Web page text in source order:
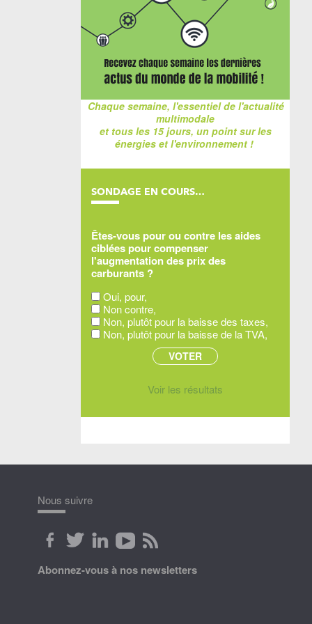
Chaque semaine, l'essentiel de l'actualité
multimodale
et tous les 15 jours, un point sur les
énergies et l'environnement !
SONDAGE EN COURS…
Êtes-vous pour ou contre les aides
ciblées pour compenser
l'augmentation des prix des
carburants ?
Oui, pour,
Non contre,
Non, plutôt pour la baisse des taxes,
Non, plutôt pour la baisse de la TVA,
Voir les résultats
Nous suivre
Abonnez-vous à nos newsletters